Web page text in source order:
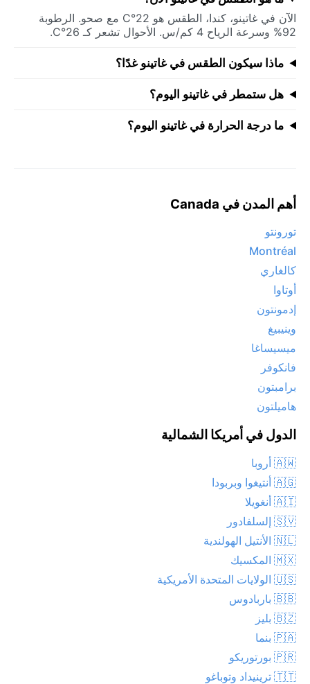
الآن في غاتينو، كندا، الطقس هو 22°C مع صحو. الرطوبة
92% وسرعة الرياح 4 كم/س. الأحوال تشعر كـ 26°C.
ماذا سيكون الطقس في غاتينو غدًا؟
هل ستمطر في غاتينو اليوم؟
ما درجة الحرارة في غاتينو اليوم؟
أهم المدن في Canada
تورونتو
Montréal
كالغاري
أوتاوا
إدمونتون
وينيبيغ
ميسيساغا
فانكوفر
برامبتون
هاميلتون
الدول في أمريكا الشمالية
🇦🇼 أروبا
🇦🇬 أنتيغوا وبربودا
🇦🇮 أنغويلا
🇸🇻 إلسلفادور
🇳🇱 الأنتيل الهولندية
🇲🇽 المكسيك
🇺🇸 الولايات المتحدة الأمريكية
🇧🇧 باربادوس
🇧🇿 بليز
🇵🇦 بنما
🇵🇷 بورتوريكو
🇹🇹 ترينيداد وتوباغو